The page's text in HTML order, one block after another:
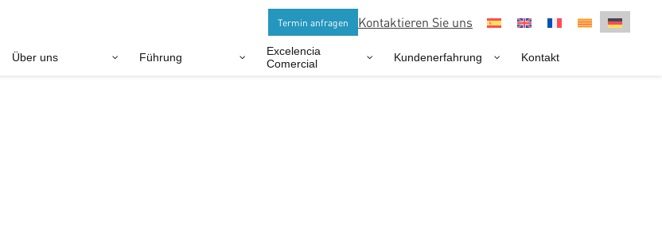
Termin anfragen Kontaktieren Sie uns
Über uns Führung
Excelencia
Comercial
Kundenerfahrung Kontakt